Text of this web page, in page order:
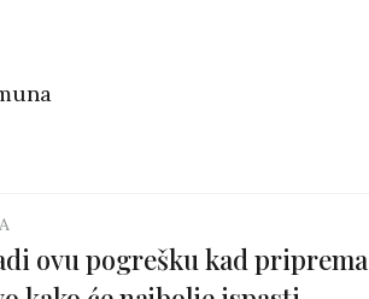
ovu pogrešku kad priprema